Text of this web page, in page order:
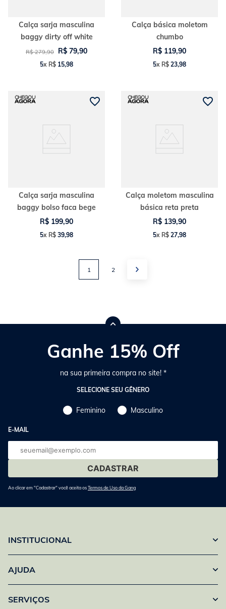
Calça sarja masculina
baggy dirty off white
R$ 279,90 R$ 79,90
5x R$ 15,98
Calça básica moletom
chumbo
R$ 119,90
5x R$ 23,98
Calça sarja masculina
baggy bolso faca bege
R$ 199,90
5x R$ 39,98
Calça moletom masculina
básica reta preta
R$ 139,90
5x R$ 27,98
1 2
Ganhe 15% Off
na sua primeira compra no site! *
SELECIONE SEU GÊNERO
Feminino Masculino
E-MAIL
E-
mail
Ao clicar em "Cadastrar" você aceita osTermos de Uso da Gang
INSTITUCIONAL
AJUDA
SERVIÇOS